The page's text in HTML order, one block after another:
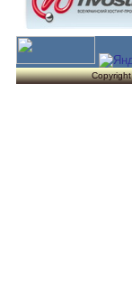
Copyright